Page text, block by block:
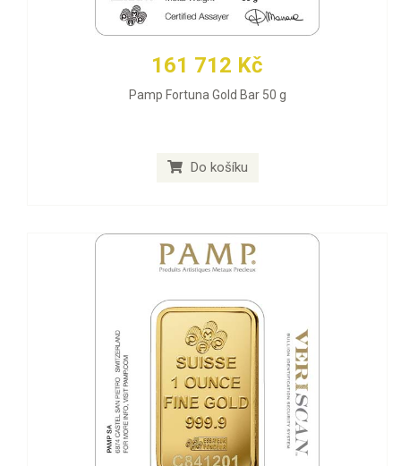
161 712 Kč
Pamp Fortuna Gold Bar 50 g
Do košíku